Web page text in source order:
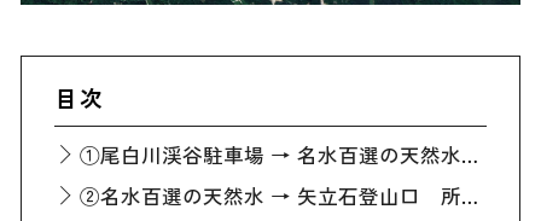
目次
①尾白川渓谷駐車場 → 名水百選の天然水 所要時間15分
②名水百選の天然水 → 矢立石登山口 所要時間1時間30分